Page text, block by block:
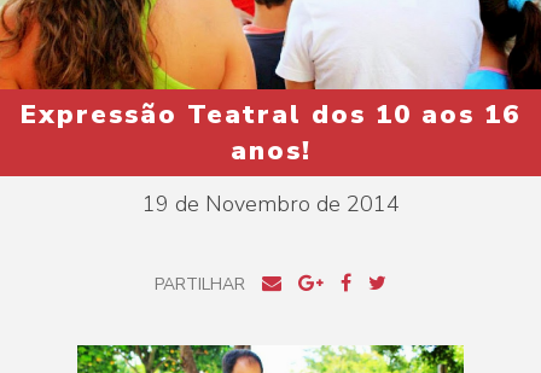
Expressão Teatral dos 10 aos 16
anos!
19 de Novembro de 2014
PARTILHAR